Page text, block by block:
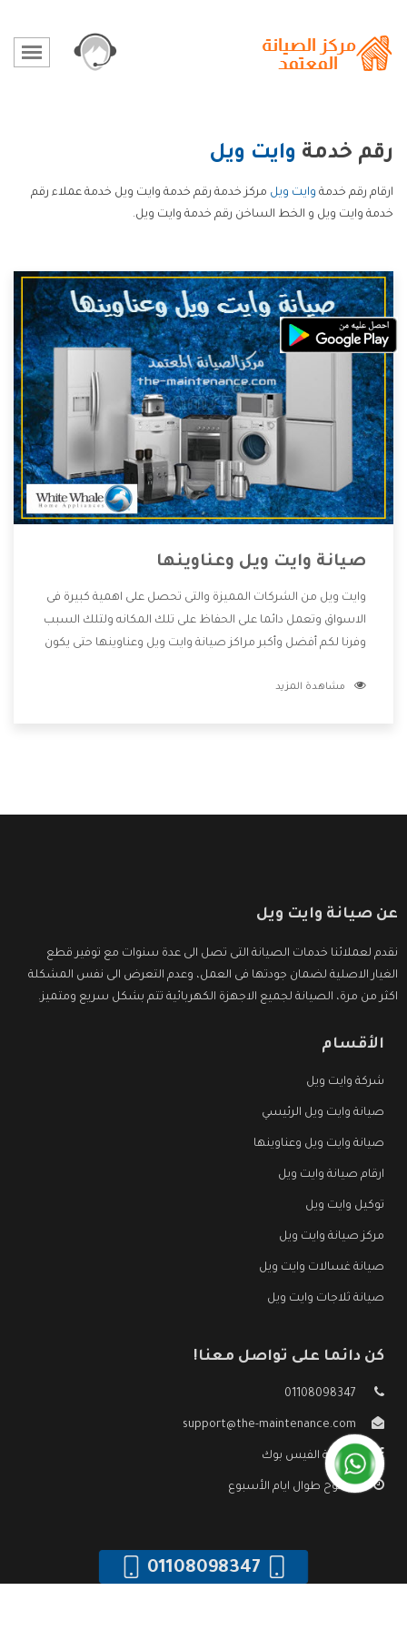
رقم خدمة وايت ويل
ارقام رقم خدمة وايت ويل مركز خدمة رقم خدمة وايت ويل خدمة عملاء رقم
خدمة وايت ويل و الخط الساخن رقم خدمة وايت ويل.
صيانة وايت ويل وعناوينها
وايت ويل من الشركات المميزة والتى تحصل على اهمية كبيرة فى
الاسواق وتعمل دائما على الحفاظ على تلك المكانه ولتلك السبب
وفرنا لكم أفضل وأكبر مراكز صيانة وايت ويل وعناوينها حتى يكون
دون اى ازعاج كما أننا نهتم بكل ما يحتاجه المستهلك لكى نحافظ
مشاهدة المزيد
عن صيانة وايت ويل
نقدم لعملائنا خدمات الصيانة التى تصل الى عدة سنوات مع توفير قطع
الغيار الاصلية لضمان جودتها فى العمل، وعدم التعرض الى نفس المشكلة
اكثر من مرة، الصيانة لجميع الاجهزة الكهربائية تتم بشكل سريع ومتميز.
الأقسام
شركة وايت ويل
صيانة وايت ويل الرئيسي
صيانة وايت ويل وعناوينها
ارقام صيانة وايت ويل
توكيل وايت ويل
مركز صيانة وايت ويل
صيانة غسالات وايت ويل
صيانة ثلاجات وايت ويل
كن دائما على تواصل معنا!
01108098347
support@the-maintenance.com
صفحة الفيس بوك
مفتوح طوال ايام الأسبوع
01108098347